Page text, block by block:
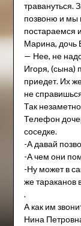
травануться.
позвоню и мы
постараемся
Марина, дочь
— Нее, не
Игоря, (сына)
приедет. Их
не
Так
Телефон
соседке.
-А давай
-А чем они
-Ну может в
же тараканов
.
А как им
Нина